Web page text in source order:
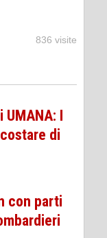
836 visite
UMANA: I
di
con parti